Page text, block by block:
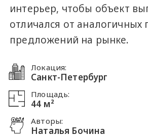
интерьер, чтобы объект
отличался от
предложений на рынке.
Локация:
Санкт-Петербург
Площадь:
44 м²
Авторы:
Наталья Бочина